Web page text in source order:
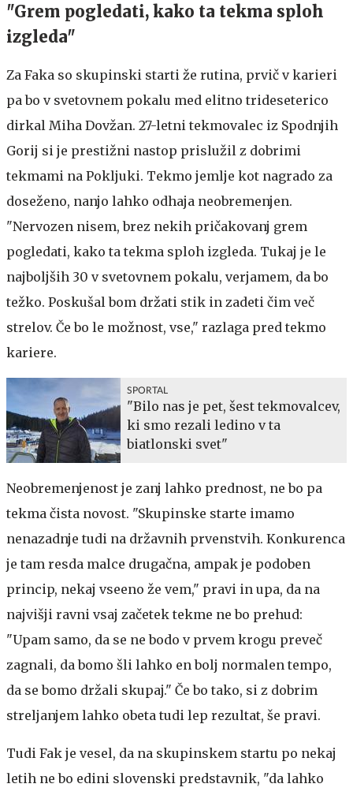
"Grem pogledati, kako ta tekma sploh
izgleda"
Za Faka so skupinski starti že rutina, prvič v karieri
pa bo v svetovnem pokalu med elitno trideseterico
dirkal Miha Dovžan. 27-letni tekmovalec iz Spodnjih
Gorij si je prestižni nastop prislužil z dobrimi
tekmami na Pokljuki. Tekmo jemlje kot nagrado za
doseženo, nanjo lahko odhaja neobremenjen.
"Nervozen nisem, brez nekih pričakovanj grem
pogledati, kako ta tekma sploh izgleda. Tukaj je le
najboljših 30 v svetovnem pokalu, verjamem, da bo
težko. Poskušal bom držati stik in zadeti čim več
strelov. Če bo le možnost, vse," razlaga pred tekmo
kariere.
SPORTAL
"Bilo nas je pet, šest tekmovalcev,
ki smo rezali ledino v ta
biatlonski svet"
Neobremenjenost je zanj lahko prednost, ne bo pa
tekma čista novost. "Skupinske starte imamo
nenazadnje tudi na državnih prvenstvih. Konkurenca
je tam resda malce drugačna, ampak je podoben
princip, nekaj vseeno že vem," pravi in upa, da na
najvišji ravni vsaj začetek tekme ne bo prehud:
"Upam samo, da se ne bodo v prvem krogu preveč
zagnali, da bomo šli lahko en bolj normalen tempo,
da se bomo držali skupaj." Če bo tako, si z dobrim
streljanjem lahko obeta tudi lep rezultat, še pravi.
Tudi Fak je vesel, da na skupinskem startu po nekaj
letih ne bo edini slovenski predstavnik, "da lahko